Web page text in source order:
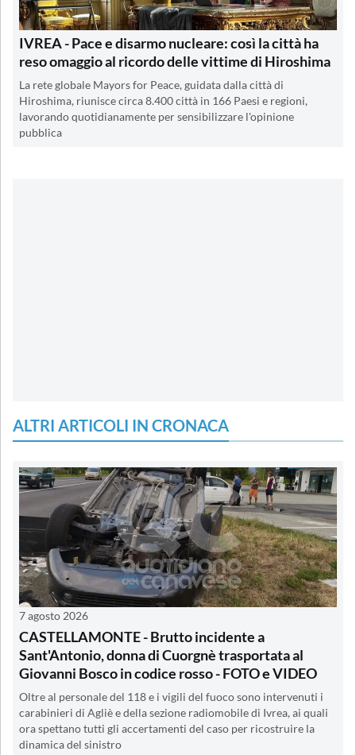
IVREA - Pace e disarmo nucleare: così la città ha
reso omaggio al ricordo delle vittime di Hiroshima
La rete globale Mayors for Peace, guidata dalla città di
Hiroshima, riunisce circa 8.400 città in 166 Paesi e regioni,
lavorando quotidianamente per sensibilizzare l'opinione
pubblica
ALTRI ARTICOLI IN CRONACA
7 agosto 2026
CASTELLAMONTE - Brutto incidente a
Sant'Antonio, donna di Cuorgnè trasportata al
Giovanni Bosco in codice rosso - FOTO e VIDEO
Oltre al personale del 118 e i vigili del fuoco sono intervenuti i
carabinieri di Agliè e della sezione radiomobile di Ivrea, ai quali
ora spettano tutti gli accertamenti del caso per ricostruire la
dinamica del sinistro